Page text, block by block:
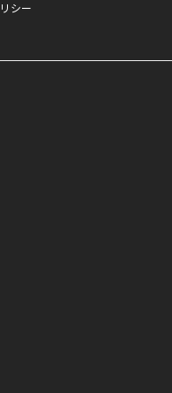
リシー